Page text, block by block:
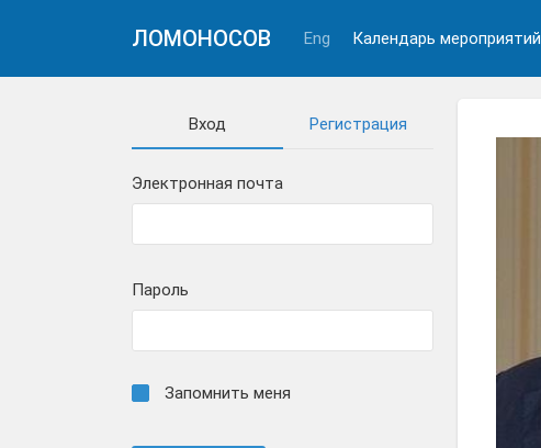
ЛОМОНОСОВ Eng Календарь мероприятий
Вход Регистрация
Электронная почта
Пароль
Запомнить меня